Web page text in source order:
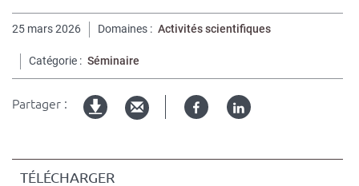
25 mars 2026 Domaines Activités scientifiques
Catégorie Séminaire
Partager : FacebookLinked
TÉLÉCHARGER